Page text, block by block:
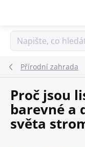
Přírodní zahrada
Proč jsou
barevné a
světa